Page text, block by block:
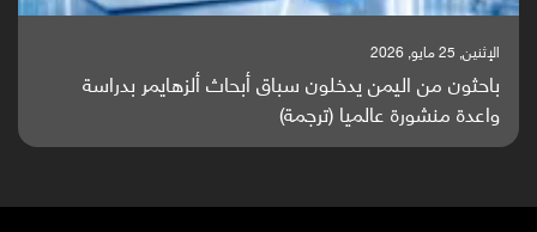
الإثنين, 25 مايو, 2026
باحثون من اليمن يدخلون سباق أبحاث ألزهايمر بدراسة
واعدة منشورة عالميا (ترجمة)